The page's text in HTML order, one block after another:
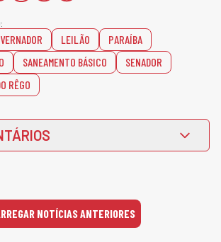
LEILÃO
PARAÍBA
SANEAMENTO BÁSICO
SENADOR
RÊGO
NOTÍCIAS ANTERIORES